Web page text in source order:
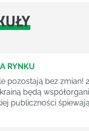
RYNKU
pozostają bez
będą
publiczności